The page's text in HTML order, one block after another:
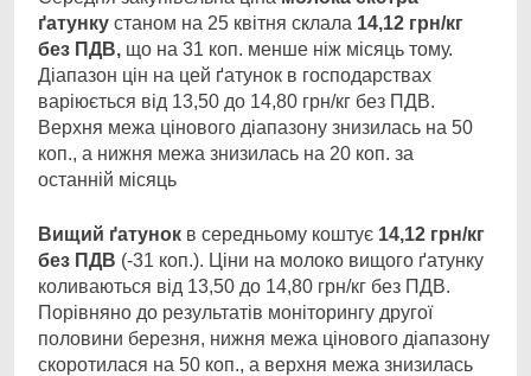
ґатунку станом на 25 квітня склала 14,12 грн/кг
без ПДВ, що на 31 коп. менше ніж місяць тому.
Діапазон цін на цей ґатунок в господарствах
варіюється від 13,50 до 14,80 грн/кг без ПДВ.
Верхня межа цінового діапазону знизилась на 50
коп., а нижня межа знизилась на 20 коп. за
останній місяць
Вищий ґатунок в середньому коштує 14,12 грн/кг
без ПДВ (-31 коп.). Ціни на молоко вищого ґатунку
коливаються від 13,50 до 14,80 грн/кг без ПДВ.
Порівняно до результатів моніторингу другої
половини березня, нижня межа цінового діапазону
скоротилася на 50 коп., а верхня межа знизилась